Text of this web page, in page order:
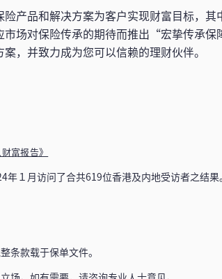
产品和解决方案为客户实现财富目标，其
市场对保险传承的期待而推出“宏挚传承
，并致力成为您可以信赖的理财伙伴。
富报告》
１月访问了合共619位香港及内地受访者之结果。
条款载于保单文件。